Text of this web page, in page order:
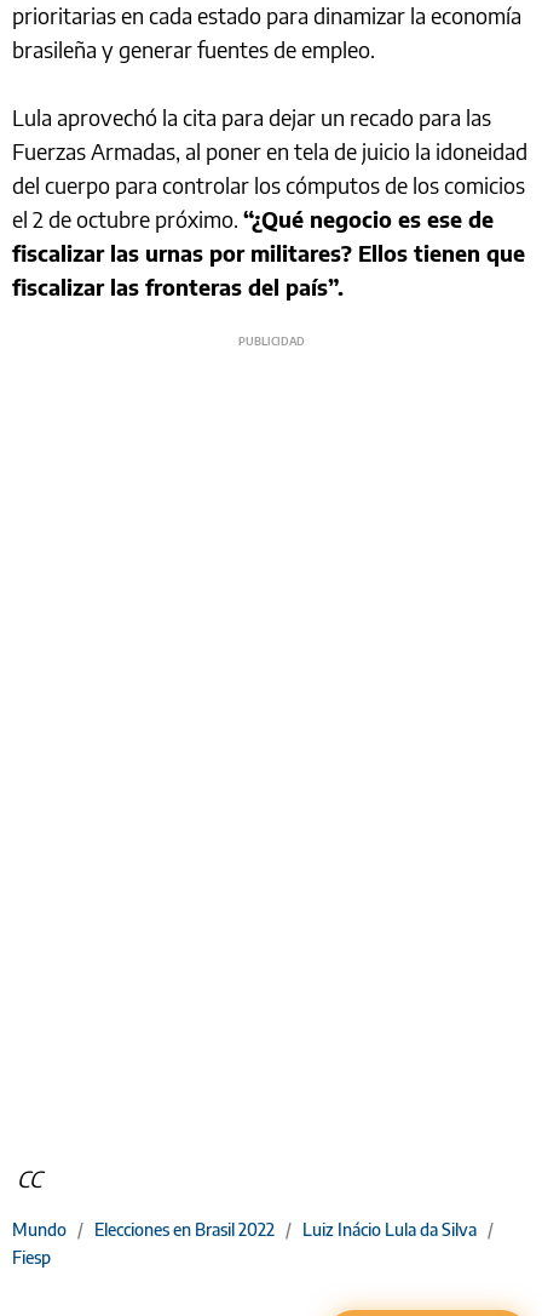
prioritarias en cada estado para dinamizar la economía
brasileña y generar fuentes de empleo.
Lula aprovechó la cita para dejar un recado para las
Fuerzas Armadas, al poner en tela de juicio la idoneidad
del cuerpo para controlar los cómputos de los comicios
el 2 de octubre próximo. “¿Qué negocio es ese de
fiscalizar las urnas por militares? Ellos tienen que
fiscalizar las fronteras del país”.
CC
Mundo / Elecciones en Brasil 2022 / Luiz Inácio Lula da Silva /
Fiesp